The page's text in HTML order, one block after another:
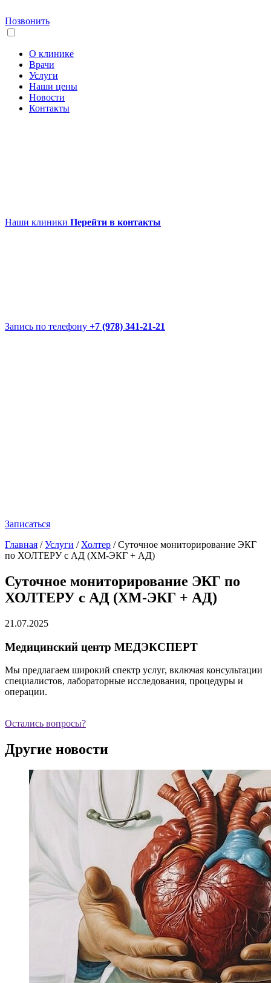
Позвонить
О клинике
Врачи
Услуги
Наши цены
Новости
Контакты
Наши клиники Перейти в контакты
Запись по телефону +7 (978) 341-21-21
Записаться
Главная /Услуги / Холтер /Суточное мониторирование ЭКГ
по ХОЛТЕРУ с АД (ХМ-ЭКГ + АД)
Суточное мониторирование ЭКГ по
ХОЛТЕРУ с АД (ХМ-ЭКГ + АД)
21.07.2025
Медицинский центр МЕДЭКСПЕРТ
Мы предлагаем широкий спектр услуг, включая консультации
специалистов, лабораторные исследования, процедуры и
операции.
Остались вопросы?
Другие новости